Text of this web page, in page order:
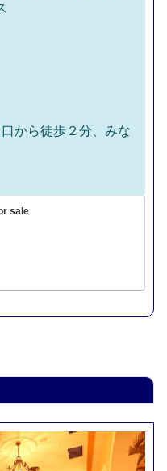
から徒歩２分、みな
sale